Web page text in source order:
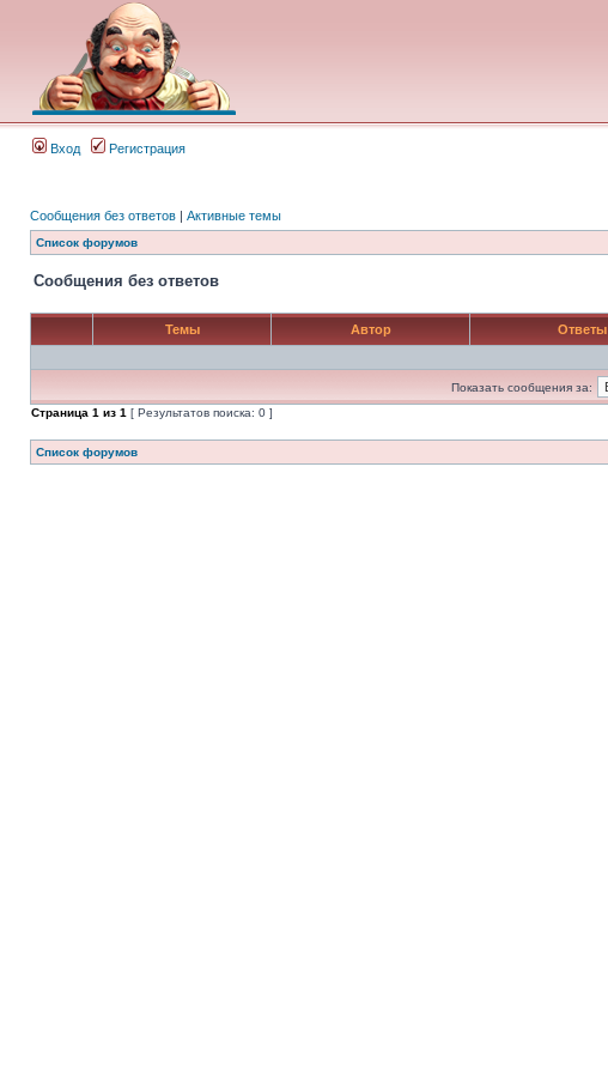
Вход Регистрация
Сообщения без ответов | Активные темы
Список форумов
Сообщения без ответов
Темы Автор Ответы
Показать сообщения за:
Страница 1 из 1 [ Результатов поиска: 0 ]
Список форумов